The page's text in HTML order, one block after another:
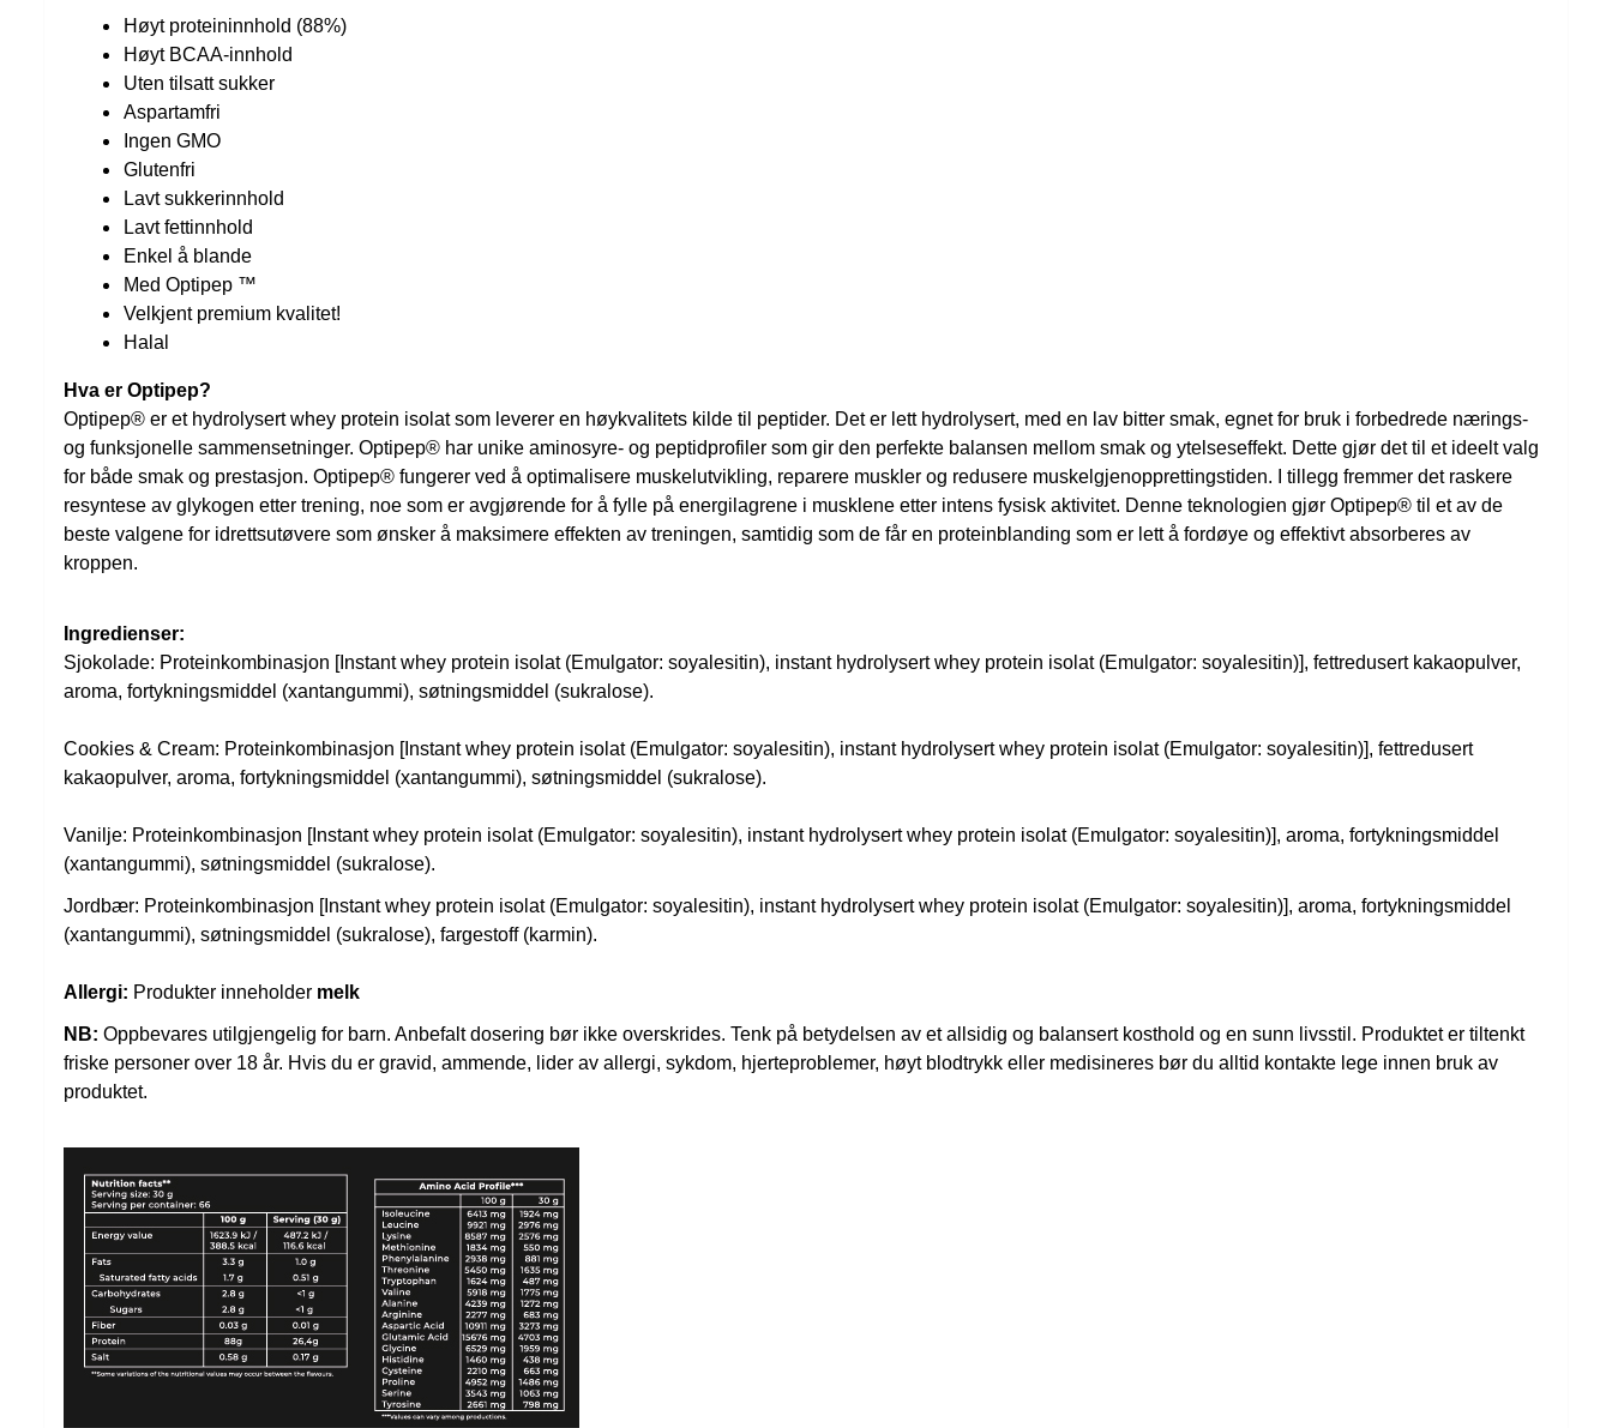
Høyt proteininnhold (88%)
Høyt BCAA-innhold
Uten tilsatt sukker
Aspartamfri
Ingen GMO
Glutenfri
Lavt sukkerinnhold
Lavt fettinnhold
Enkel å blande
Med Optipep ™
Velkjent premium kvalitet!
Halal
Hva er Optipep?
Optipep® er et hydrolysert whey protein isolat som leverer en høykvalitets kilde til peptider. Det er lett hydrolysert, med en lav bitter smak, egnet for bruk i forbedrede nærings-
og funksjonelle sammensetninger. Optipep® har unike aminosyre- og peptidprofiler som gir den perfekte balansen mellom smak og ytelseseffekt. Dette gjør det til et ideelt valg
for både smak og prestasjon. Optipep® fungerer ved å optimalisere muskelutvikling, reparere muskler og redusere muskelgjenopprettingstiden. I tillegg fremmer det raskere
resyntese av glykogen etter trening, noe som er avgjørende for å fylle på energilagrene i musklene etter intens fysisk aktivitet. Denne teknologien gjør Optipep® til et av de
beste valgene for idrettsutøvere som ønsker å maksimere effekten av treningen, samtidig som de får en proteinblanding som er lett å fordøye og effektivt absorberes av
kroppen.
Ingredienser:
Sjokolade: Proteinkombinasjon [Instant whey protein isolat (Emulgator: soyalesitin), instant hydrolysert whey protein isolat (Emulgator: soyalesitin)], fettredusert kakaopulver,
aroma, fortykningsmiddel (xantangummi), søtningsmiddel (sukralose).
Cookies & Cream: Proteinkombinasjon [Instant whey protein isolat (Emulgator: soyalesitin), instant hydrolysert whey protein isolat (Emulgator: soyalesitin)], fettredusert
kakaopulver, aroma, fortykningsmiddel (xantangummi), søtningsmiddel (sukralose).
Vanilje: Proteinkombinasjon [Instant whey protein isolat (Emulgator: soyalesitin), instant hydrolysert whey protein isolat (Emulgator: soyalesitin)], aroma, fortykningsmiddel
(xantangummi), søtningsmiddel (sukralose).
Jordbær: Proteinkombinasjon [Instant whey protein isolat (Emulgator: soyalesitin), instant hydrolysert whey protein isolat (Emulgator: soyalesitin)], aroma, fortykningsmiddel
(xantangummi), søtningsmiddel (sukralose), fargestoff (karmin).
Allergi: Produkter inneholder melk
NB: Oppbevares utilgjengelig for barn. Anbefalt dosering bør ikke overskrides. Tenk på betydelsen av et allsidig og balansert kosthold og en sunn livsstil. Produktet er tiltenkt
friske personer over 18 år. Hvis du er gravid, ammende, lider av allergi, sykdom, hjerteproblemer, høyt blodtrykk eller medisineres bør du alltid kontakte lege innen bruk av
produktet.